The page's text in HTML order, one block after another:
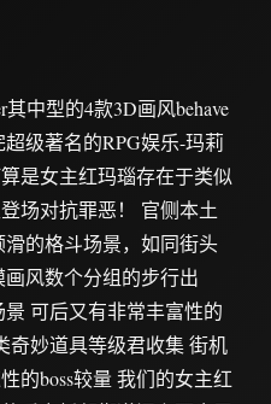
中型的4款3D画风behave
级著名的RPG娱乐-玛莉
是女主红玛瑙存在于类似
场对抗罪恶！ 官侧本土
的格斗场景，如同街头
风数个分组的步行出
可后又有非常丰富性的
奇妙道具等级君收集 街机
的boss较量 我们的女主红